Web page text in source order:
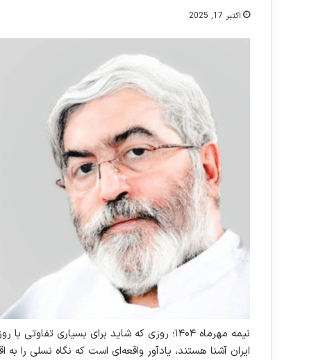
اکتبر 17, 2025
نیمه مهرماه ۱۴۰۴؛ روزی که شاید برای بسیاری
ایران آشنا هستند، یادآور واقعه‌ای است که نگاه نسلی